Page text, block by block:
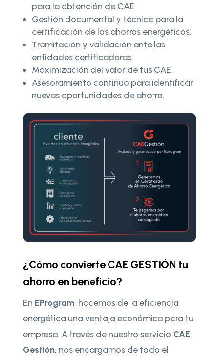
para la obtención de CAE.
Gestión documental y técnica para la
certificación de los ahorros energéticos.
Tramitación y validación ante las
entidades certificadoras.
Maximización del valor de tus CAE.
Asesoramiento continuo para identificar
nuevas oportunidades de ahorro.
¿Cómo convierte CAE GESTIÓN tu
ahorro en beneficio?
En EProgram, hacemos de la eficiencia
energética una ventaja económica para tu
empresa. A través de nuestro servicio CAE
Gestión, nos encargamos de todo el